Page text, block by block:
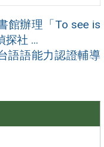
館辦理「To see is
探社 ...
語語能力認證輔導